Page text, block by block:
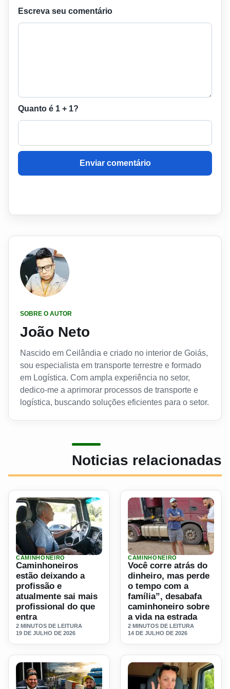
Escreva seu comentário
Quanto é 1 + 1?
Enviar comentário
SOBRE O AUTOR
João Neto
Nascido em Ceilândia e criado no interior de Goiás,
sou especialista em transporte terrestre e formado
em Logística. Com ampla experiência no setor,
dedico-me a aprimorar processos de transporte e
logística, buscando soluções eficientes para o setor.
Noticias relacionadas
Ler materia: Caminhoneiros estão deixando a profissão e
CAMINHONEIRO
Caminhoneiros
estão deixando a
profissão e
atualmente sai mais
profissional do que
entra
2 MINUTOS DE LEITURA
19 DE JULHO DE 2026
Ler materia: Você corre
CAMINHONEIRO
Você corre atrás do
dinheiro, mas perde
o tempo com a
família”, desabafa
caminhoneiro sobre
a vida na estrada
2 MINUTOS DE LEITURA
14 DE JULHO DE 2026